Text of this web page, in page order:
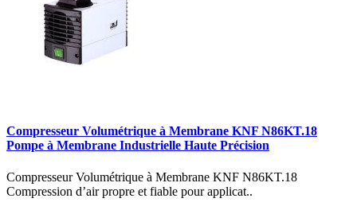
Compresseur Volumétrique à Membrane KNF N86KT.18
Pompe à Membrane Industrielle Haute Précision
Compresseur Volumétrique à Membrane KNF N86KT.18
Compression d’air propre et fiable pour applicat..